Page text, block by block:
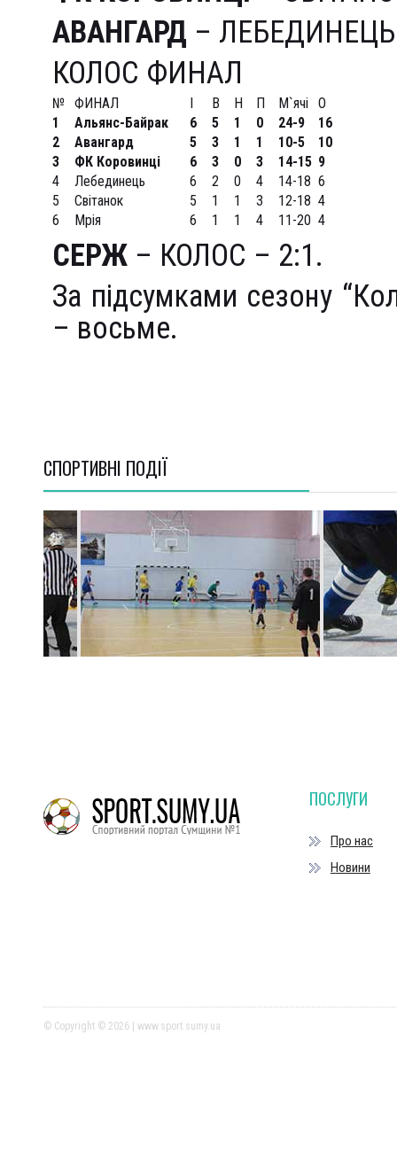
АВАНГАРД –
КОЛОС ФИНАЛ
№ ФИНАЛ І В Н П М`ячі О
1
Альянс-Байрак 6 5 1 0 24-9
16
2
Авангард 5 3 1 1 10-5
10
3
ФК Коровинці 6 3 0 3 14-15 9
4
Лебединець 6 2 0 4 14-18 6
5
Світанок 5 1 1 3 12-18 4
6
Мрія 6 1 1 4 11-20 4
СЕРЖ – КОЛОС – 2:1.
За підсумками сезону
– восьме.
СПОРТИВНI ПОДІЇ
ПОСЛУГИ
Про нас
Новини
© Copyright © 2026 | www.sport.sumy.ua